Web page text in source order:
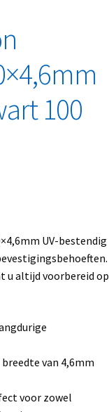
100
UV-bestendig
u altijd voorbereid op
van 4,6mm
voor zowel